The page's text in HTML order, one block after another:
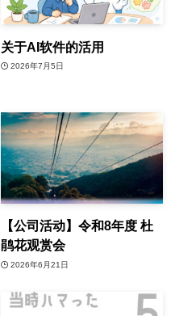
关于AI软件的活用
2026年7月5日
【公司活动】令和8年度 杜
鹃花观赏会
2026年6月21日